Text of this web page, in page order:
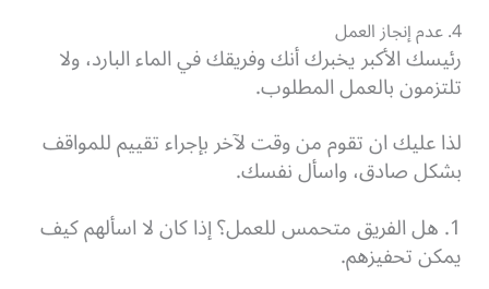
4. عدم إنجاز العمل
رئيسك الأكبر يخبرك أنك وفريقك في الماء البارد، ولا
تلتزمون بالعمل المطلوب.
لذا عليك ان تقوم من وقت لآخر بإجراء تقييم للمواقف
بشكل صادق، واسأل نفسك.
1. هل الفريق متحمس للعمل؟ إذا كان لا اسألهم كيف
يمكن تحفيزهم.